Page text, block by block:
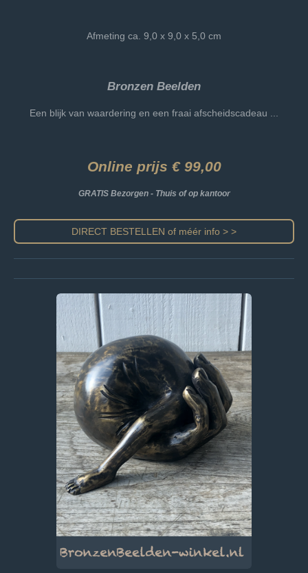
Afmeting ca. 9,0 x 9,0 x 5,0 cm
Bronzen Beelden
Een blijk van waardering en een fraai afscheidscadeau ...
Online prijs € 99,00
GRATIS Bezorgen - Thuis of op kantoor
DIRECT BESTELLEN of méér info > >